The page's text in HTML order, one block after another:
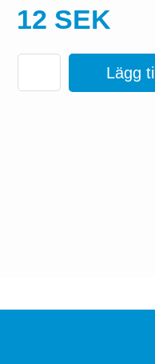
12 SEK
Lägg till